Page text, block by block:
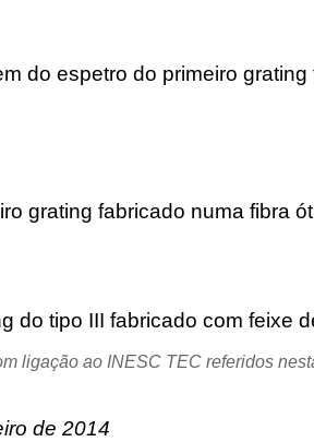
do espetro do primeiro
grating fabricado numa fibra
do tipo III fabricado com feixe
ligação ao INESC TEC referidos
de 2014